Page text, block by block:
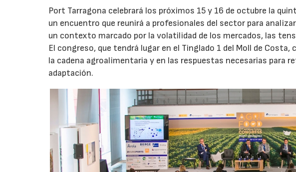
Port Tarragona celebrará los próximos 15 y 16 de octubre la
un encuentro que reunirá a profesionales del sector para
un contexto marcado por la volatilidad de los mercados, las
El congreso, que tendrá lugar en el Tinglado 1 del Moll de
la cadena agroalimentaria y en las respuestas necesarias para
adaptación.